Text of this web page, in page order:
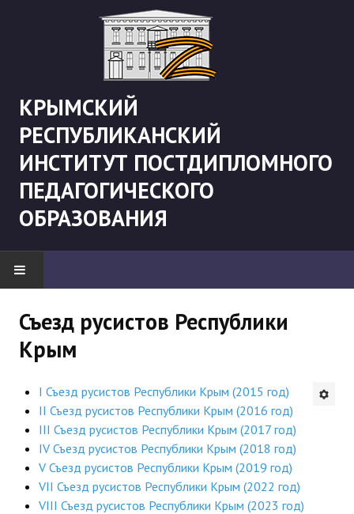
КРЫМСКИЙ
РЕСПУБЛИКАНСКИЙ
ИНСТИТУТ ПОСТДИПЛОМНОГО
ПЕДАГОГИЧЕСКОГО
ОБРАЗОВАНИЯ
"Боевая" русистика
АНОНСЫ
ИНСТИТУТ
Противодействие коррупции
Съезд русистов Республики
Крым
I Съезд русистов Республики Крым (2015 год)
II Съезд русистов Республики Крым (2016 год)
III Съезд русистов Республики Крым (2017 год)
IV Съезд русистов Республики Крым (2018 год)
V Съезд русистов Республики Крым (2019 год)
VII Съезд русистов Республики Крым (2022 год)
VIII Съезд русистов Республики Крым (2023 год)